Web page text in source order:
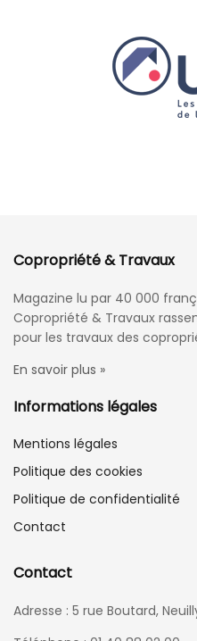
Copropriété & Travaux
Magazine lu par 40 000
Copropriété & Travaux
pour les travaux des
En savoir plus »
Informations légales
Mentions légales
Politique des cookies
Politique de confidentialité
Contact
Contact
Adresse : 5 rue Boutard,